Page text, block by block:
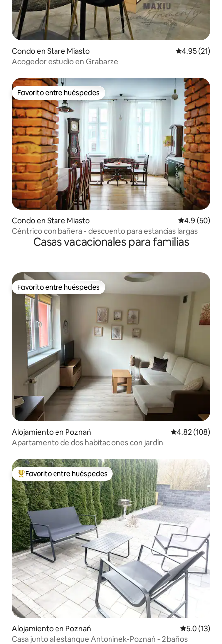
Condo en Stare Miasto Calificación
4.95 (21)
Acogedor estudio en Grabarze
Favorito entre huéspedes
Favorito entre huéspedes
Condo en Stare Miasto Calificación
4.9 (50)
Céntrico con bañera - descuento para estancias largas
Casas vacacionales para familias
Favorito entre huéspedes
Favorito entre huéspedes
Alojamiento en Poznań Calificación
4.82 (108)
Apartamento de dos habitaciones con jardín
Favorito entre huéspedes preferido
Favorito entre huéspedes
Alojamiento en Poznań Calificación
5.0 (13)
Casa junto al estanque Antoninek-Poznań - 2 baños